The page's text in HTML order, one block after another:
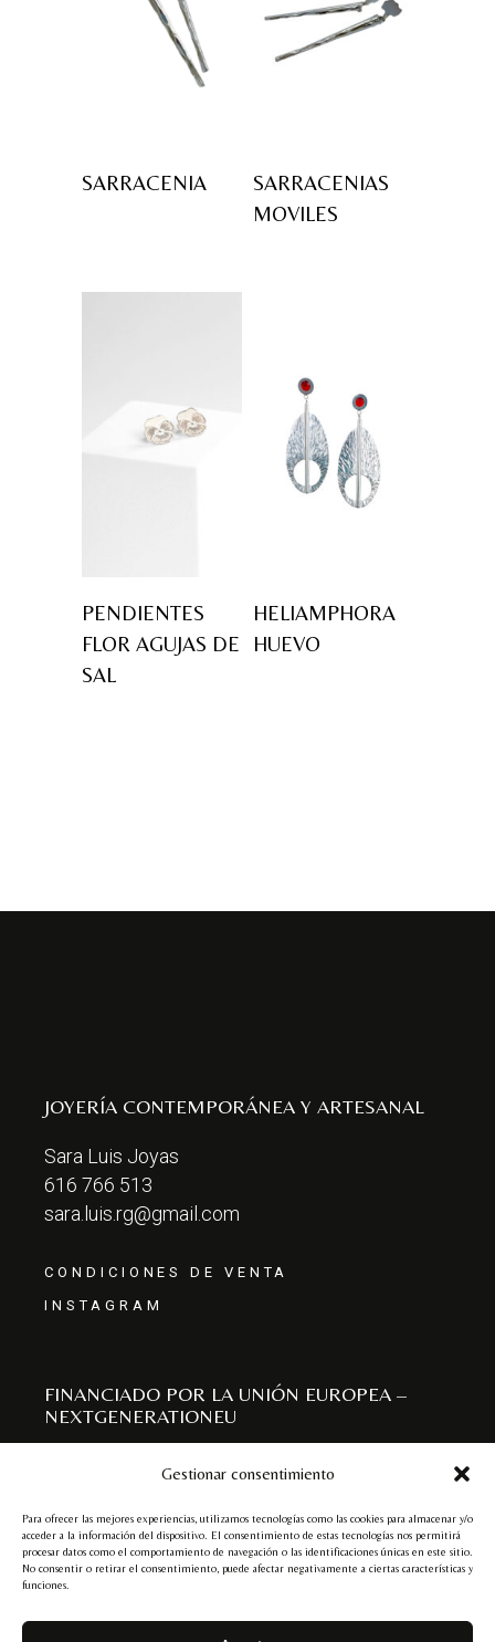
Gestionar consentimiento
Para ofrecer las mejores experiencias, utilizamos tecnologías como las cookies para almacenar y/o
acceder a la información del dispositivo. El consentimiento de estas tecnologías nos permitirá
procesar datos como el comportamiento de navegación o las identificaciones únicas en este sitio.
No consentir o retirar el consentimiento, puede afectar negativamente a ciertas características y
funciones.
SARRACENIA
SARRACENIAS
MOVILES
PENDIENTES
FLOR AGUJAS DE
SAL
HELIAMPHORA
HUEVO
JOYERÍA CONTEMPORÁNEA Y ARTESANAL
Sara Luis Joyas
616 766 513
sara.luis.rg@gmail.com
CONDICIONES DE VENTA
INSTAGRAM
FINANCIADO POR LA UNIÓN EUROPEA –
NEXTGENERATIONEU